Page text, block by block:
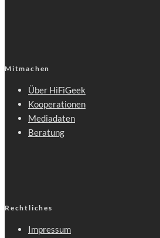
Mitmachen
Über HiFiGeek
Kooperationen
Mediadaten
Beratung
Rechtliches
Impressum